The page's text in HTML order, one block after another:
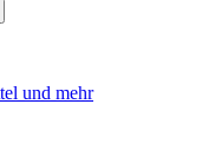
und mehr